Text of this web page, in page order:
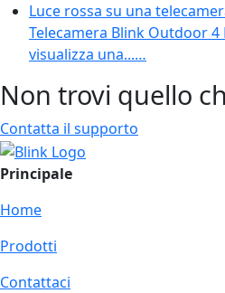
Luce rossa su una
Telecamera Blink Outdoor
visualizza una...…
Non trovi quello
Contatta il supporto
Principale
Home
Prodotti
Contattaci